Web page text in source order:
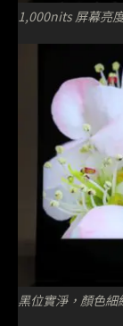
1,000nits 屏幕亮
黑位實淨，顏色細